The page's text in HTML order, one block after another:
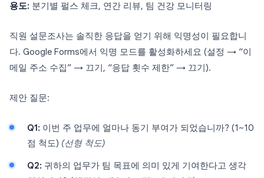
용도: 분기별 펄스 체크, 연간 리뷰, 팀 건강 모니터링
직원 설문조사는 솔직한 응답을 얻기 위해 익명성이 필요합니
다. Google Forms에서 익명 모드를 활성화하세요 (설정 → “이
메일 주소 수집” → 끄기, “응답 횟수 제한” → 끄기).
제안 질문:
Q1: 이번 주 업무에 얼마나 동기 부여가 되었습니까? (1~10
점 척도) (선형 척도)
Q2: 귀하의 업무가 팀 목표에 의미 있게 기여한다고 생각